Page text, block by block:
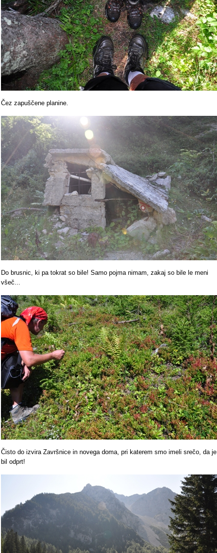
Čez zapuščene planine.
Do brusnic, ki pa tokrat so bile! Samo pojma nimam, zakaj so bile le meni
všeč...
Čisto do izvira Završnice in novega doma, pri katerem smo imeli srečo, da je
bil odprt!